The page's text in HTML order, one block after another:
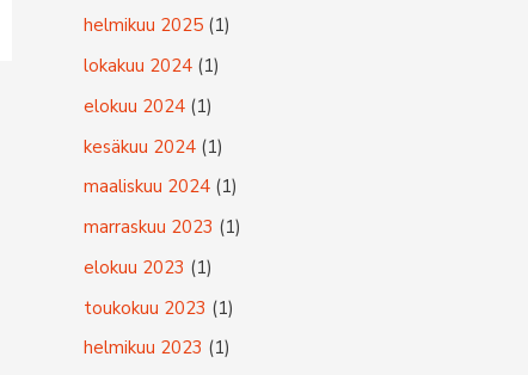
helmikuu 2025 (1)
lokakuu 2024 (1)
elokuu 2024 (1)
kesäkuu 2024 (1)
maaliskuu 2024 (1)
marraskuu 2023 (1)
elokuu 2023 (1)
toukokuu 2023 (1)
helmikuu 2023 (1)